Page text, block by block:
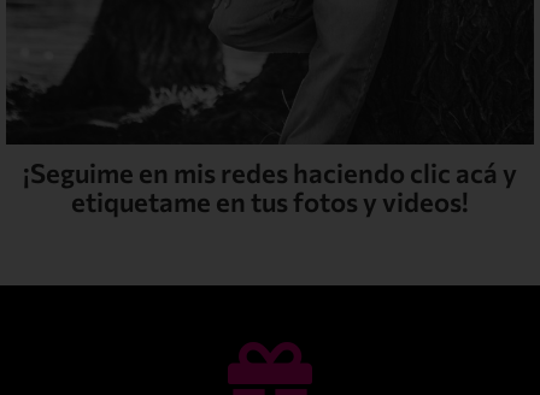
¡Seguime en mis redes haciendo clic acá y
etiquetame en tus fotos y videos!